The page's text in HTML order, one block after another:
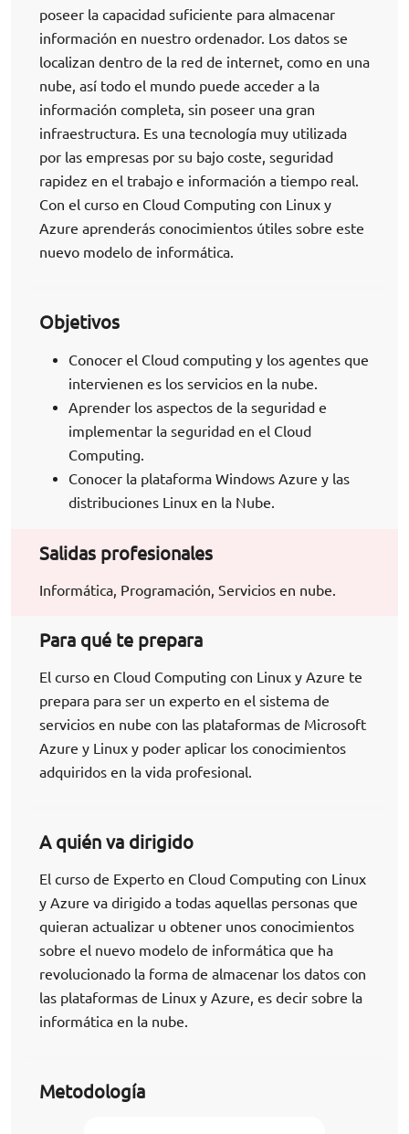
poseer la capacidad suficiente para almacenar
información en nuestro ordenador. Los datos se
localizan dentro de la red de internet, como en una
nube, así todo el mundo puede acceder a la
información completa, sin poseer una gran
infraestructura. Es una tecnología muy utilizada
por las empresas por su bajo coste, seguridad
rapidez en el trabajo e información a tiempo real.
Con el curso en Cloud Computing con Linux y
Azure aprenderás conocimientos útiles sobre este
nuevo modelo de informática.
Objetivos
Conocer el Cloud computing y los agentes que
intervienen es los servicios en la nube.
Aprender los aspectos de la seguridad e
implementar la seguridad en el Cloud
Computing.
Conocer la plataforma Windows Azure y las
distribuciones Linux en la Nube.
Salidas profesionales
Informática, Programación, Servicios en nube.
Para qué te prepara
El curso en Cloud Computing con Linux y Azure te
prepara para ser un experto en el sistema de
servicios en nube con las plataformas de Microsoft
Azure y Linux y poder aplicar los conocimientos
adquiridos en la vida profesional.
A quién va dirigido
El curso de Experto en Cloud Computing con Linux
y Azure va dirigido a todas aquellas personas que
quieran actualizar u obtener unos conocimientos
sobre el nuevo modelo de informática que ha
revolucionado la forma de almacenar los datos con
las plataformas de Linux y Azure, es decir sobre la
informática en la nube.
Metodología